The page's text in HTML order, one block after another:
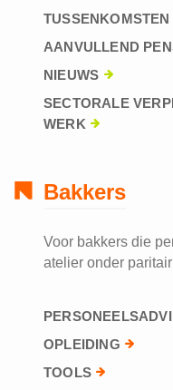
AANVULLEND
NIEUWS
SECTORALE
WERK
Bakkers
Voor bakkers die
atelier onder
OPLEIDING
TOOLS